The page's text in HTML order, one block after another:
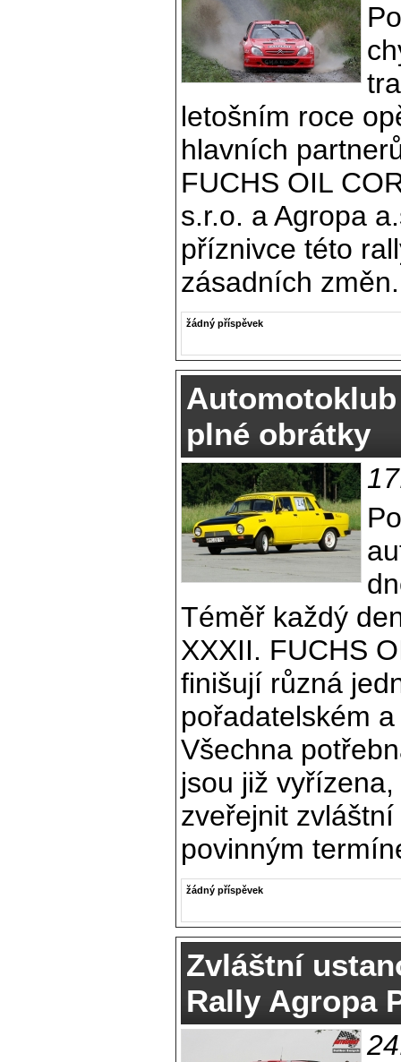
letošním roce
hlavních
FUCHS OIL
s.r.o. a Agropa
příznivce této
zásadních změn.
žádný příspěvek
plné obrátky
Téměř každý
XXXII. FUCHS
finišují různá
pořadatelském
Všechna
jsou již
zveřejnit
povinným
žádný příspěvek
Zvláštní
Rally Agropa